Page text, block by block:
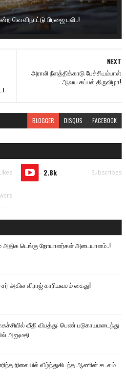
வௌிநாட்டு பிரஜை பலி..!
NEXT
அராலி நீளத்திக்காடு பேச்சியம்பாள்
ஆலய கப்பல் திருவிழா!
BLOGGER DISQUS FACEBOOK
2.8k Subscribes
அதிக டெங்கு நோயாளர்கள் அடையாளம்..!
அகில விராஜ் காரியவசம் கைது!
வீதி விபத்து: பெண் படுகாயமடைந்து
அனுமதி
நிலையில் வீழ்ந்துகிடந்த ஆணின் சடலம்